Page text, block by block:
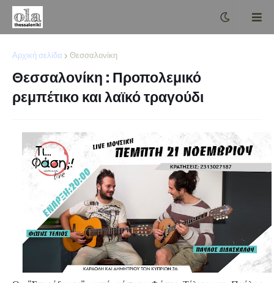
Αρχική σελίδα Θεσσαλονίκη
Θεσσαλονίκη : Προπολεμικό
ρεμπέτικο και λαϊκό τραγούδι